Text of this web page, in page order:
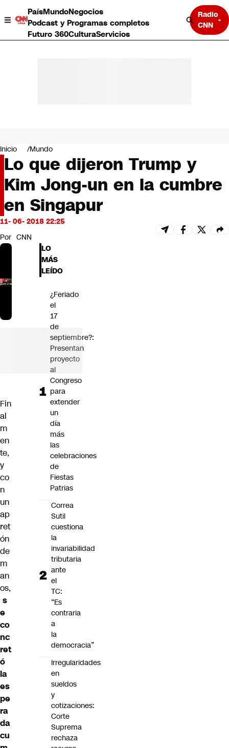
PaísMundoNegocios
Podcast y Programas completos
Futuro 360CulturaServicios
Radio
CNN
Negocios
Deportes
Programas completos
Cultura
Servicios
Bits
CNN tiempo
Futuro 360
Opinión
Inicio Mundo
Lo que dijeron Trump y
Kim Jong-un en la cumbre
en Singapur
11- 06- 2018 22:25
Por CNN
Fin
al
m
en
te,
y
co
n
un
ap
ret
ón
de
m
an
os,
s
e
co
nc
ret
ó
la
es
pe
ra
da
cu
LO
MÁS
LEÍDO
¿Feriado
el
17
de
septiembre?:
Presentan
proyecto
al
Congreso
para
extender
un
día
más
las
celebraciones
de
Fiestas
Patrias
Correa
Sutil
cuestiona
la
invariabilidad
tributaria
ante
el
TC:
“Es
contraria
a
la
democracia”
Irregularidades
en
sueldos
y
cotizaciones:
Corte
Suprema
rechaza